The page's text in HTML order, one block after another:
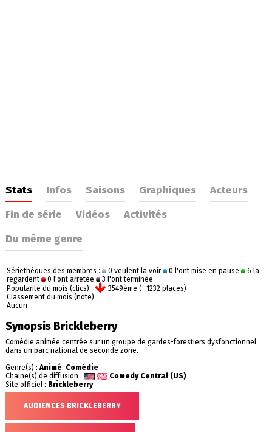
Stats Infos Saisons Graphiques
Acteurs
Fin de série
Vidéos
Activités
Du même genre
Sériethèques des membres : 0 veulent la voir 0 l'ont mise en pause
6 la
regardent
0 l'ont arretée
3 l'ont terminée
Popularité du mois (clics) :
3549ème (- 1232 places)
Classement du mois (note) :
Aucun
Synopsis Brickleberry
Comédie animée centrée sur un groupe de gardes-forestiers dysfonctionnel
dans un parc national de seconde zone.
Genre(s) :Animé, Comédie
Chaine(s) de diffusion :
Comedy Central (US)
Site officiel : Brickleberry
AUDIENCES BRICKLEBERRY